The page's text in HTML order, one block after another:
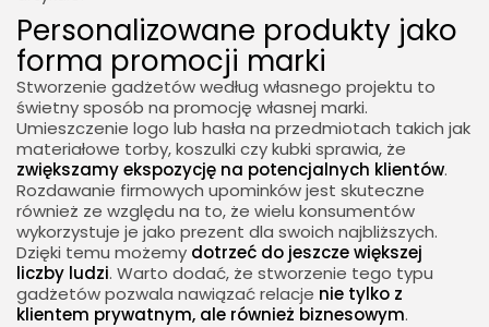
Personalizowane produkty jako
forma promocji marki
Stworzenie gadżetów według własnego projektu to
świetny sposób na promocję własnej marki.
Umieszczenie logo lub hasła na przedmiotach takich jak
materiałowe torby, koszulki czy kubki sprawia, że
zwiększamy ekspozycję na potencjalnych klientów.
Rozdawanie firmowych upominków jest skuteczne
również ze względu na to, że wielu konsumentów
wykorzystuje je jako prezent dla swoich najbliższych.
Dzięki temu możemy dotrzeć do jeszcze większej
liczby ludzi. Warto dodać, że stworzenie tego typu
gadżetów pozwala nawiązać relacje nie tylko z
klientem prywatnym, ale również biznesowym.